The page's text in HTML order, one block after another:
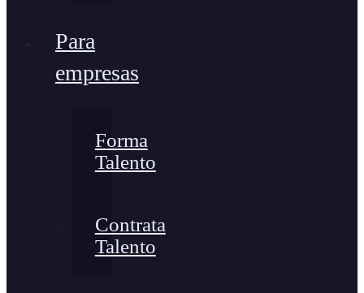
Para
empresas
Forma
Talento
Contrata
Talento